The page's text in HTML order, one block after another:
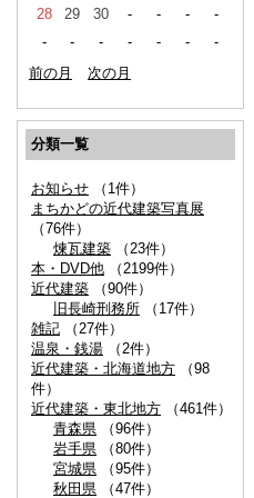
28
29 30 - - -
-
-
- - - - -
-
前の月
次の月
分類一覧
お知らせ （1件）
まちかどの近代建築写真展
（76件）
煉瓦建築 （23件）
本・DVD他 （2199件）
近代建築 （90件）
旧長崎刑務所 （17件）
雑記 （27件）
温泉・銭湯 （2件）
近代建築・北海道地方 （98
件）
近代建築・東北地方 （461件）
青森県 （96件）
岩手県 （80件）
宮城県 （95件）
秋田県 （47件）